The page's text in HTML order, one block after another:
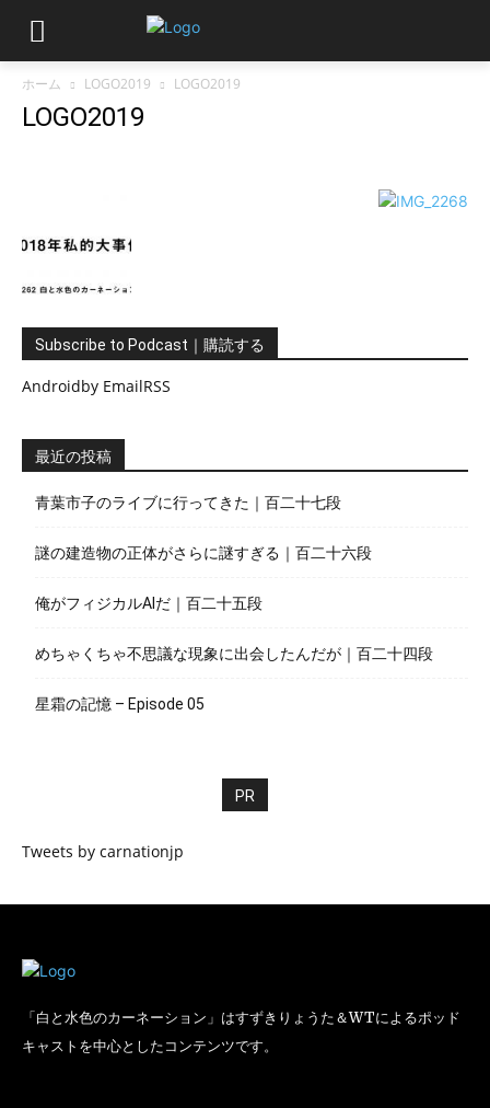
ホーム LOGO2019 LOGO2019
LOGO2019
Subscribe to Podcast｜購読する
Androidby EmailRSS
最近の投稿
青葉市子のライブに行ってきた｜百二十七段
謎の建造物の正体がさらに謎すぎる｜百二十六段
俺がフィジカルAIだ｜百二十五段
めちゃくちゃ不思議な現象に出会したんだが｜百二十四段
星霜の記憶 – Episode 05
PR
Tweets by carnationjp
「白と水色のカーネーション」はすずきりょうた＆WTによるポッド
キャストを中心としたコンテンツです。